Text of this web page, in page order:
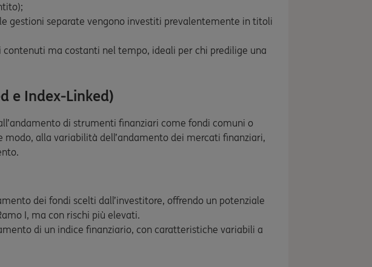
gestioni separate vengono investiti prevalentemente in titoli
ma costanti nel tempo, ideali per chi predilige una
e Index-Linked)
di strumenti finanziari come fondi comuni o
alla variabilità dell’andamento dei mercati finanziari,
dei fondi scelti dall’investitore, offrendo un potenziale
I, ma con rischi più elevati.
di un indice finanziario, con caratteristiche variabili a